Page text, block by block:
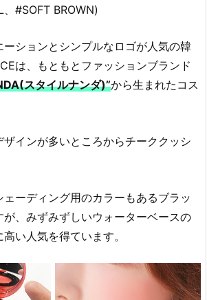
#SOFT BROWN)
ションとシンプルなロゴが人気の韓
は、もともとファッションブランド
スタイルナンダ)”から生まれたコス
インが多いところからチーククッシ
ーディング用のカラーもあるブラッ
が、みずみずしいウォーターベースの
い人気を得ています。